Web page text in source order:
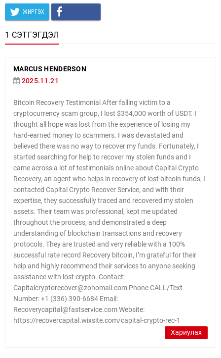
ЖИРГЭХ
1 СЭТГЭГДЭЛ
MARCUS HENDERSON
2025.11.21
Bitcoin Recovery Testimonial After falling victim to a
cryptocurrency scam group, I lost $354,000 worth of USDT. I
thought all hope was lost from the experience of losing my
hard-earned money to scammers. I was devastated and
believed there was no way to recover my funds. Fortunately, I
started searching for help to recover my stolen funds and I
came across a lot of testimonials online about Capital Crypto
Recovery, an agent who helps in recovery of lost bitcoin funds, I
contacted Capital Crypto Recover Service, and with their
expertise, they successfully traced and recovered my stolen
assets. Their team was professional, kept me updated
throughout the process, and demonstrated a deep
understanding of blockchain transactions and recovery
protocols. They are trusted and very reliable with a 100%
successful rate record Recovery bitcoin, I’m grateful for their
help and highly recommend their services to anyone seeking
assistance with lost crypto. Contact:
Capitalcryptorecover@zohomail.com Phone CALL/Text
Number: +1 (336) 390-6684 Email:
Recoverycapital@fastservice.com Website:
https://recovercapital.wixsite.com/capital-crypto-rec-1
Хариулах